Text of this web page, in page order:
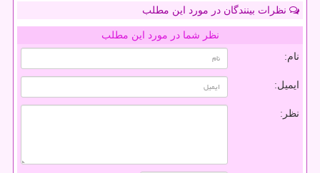
نظرات بینندگان در مورد این مطلب
نظر شما در مورد این مطلب
نام:
ایمیل:
نظر: